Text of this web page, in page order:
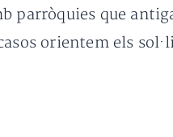
parròquies que
orientem els